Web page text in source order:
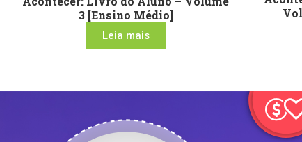
3 [Ensino Médio]
Leia mais